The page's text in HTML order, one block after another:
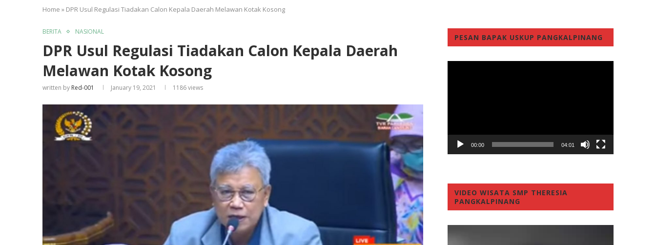
Home » DPR Usul Regulasi Tiadakan Calon Kepala Daerah Melawan Kotak Kosong
BERITA NASIONAL
DPR Usul Regulasi Tiadakan Calon Kepala Daerah
Melawan Kotak Kosong
written by Red-001 January 19, 2021 1186views
PESAN BAPAK USKUP PANGKALPINANG
00:00 04:01
VIDEO WISATA SMP THERESIA
PANGKALPINANG